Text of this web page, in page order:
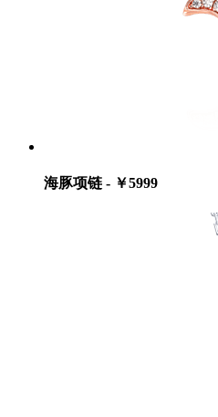
海豚项链 - ￥5999